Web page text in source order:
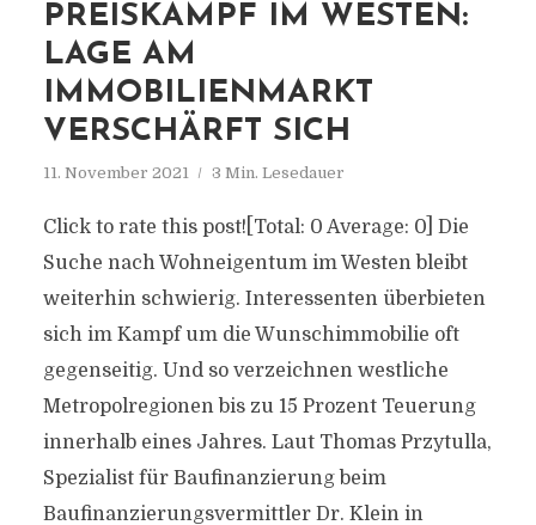
PREISKAMPF IM WESTEN:
LAGE AM
IMMOBILIENMARKT
VERSCHÄRFT SICH
11. November 2021 3 Min. Lesedauer
Click to rate this post![Total: 0 Average: 0] Die
Suche nach Wohneigentum im Westen bleibt
weiterhin schwierig. Interessenten überbieten
sich im Kampf um die Wunschimmobilie oft
gegenseitig. Und so verzeichnen westliche
Metropolregionen bis zu 15 Prozent Teuerung
innerhalb eines Jahres. Laut Thomas Przytulla,
Spezialist für Baufinanzierung beim
Baufinanzierungsvermittler Dr. Klein in